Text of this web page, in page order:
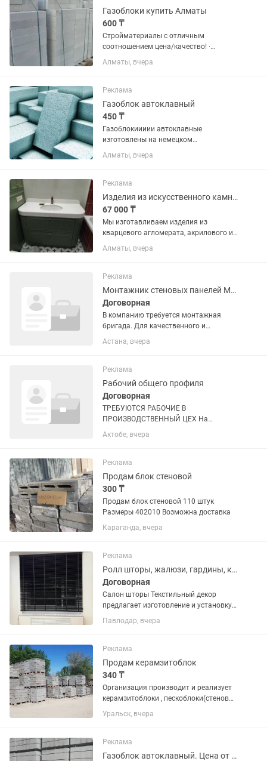
Газоблоки купить Алматы
600 ₸
Стройматериалы с отличным
соотношением цена/качество! ·
Газобетонный блок стеновой. · Размер:
60х30х10, 60х30х20, 60х30х25 ·
Идеальная геометрия для кладки на...
Алматы, вчера
Реклама
Газоблок автоклавный
450 ₸
Газоблокиииии автоклавные
изготовлены на немецком
оборудовании с использованием
сырья высшего качества Класс по
плотность в сухом состоянии 600 кг
м3. Все размеры в...
Алматы, вчера
Реклама
Изделия из искусственного камня столешницы, мойки, подоконники на заказ
67 000 ₸
Мы изготавливаем изделия из
кварцевого агломерата, акрилового и
искусственного камня на заказ:
Изделия: кухонные столешницы,
подоконники, встроенные мойки/
раковины из...
Алматы, вчера
Реклама
Монтажник стеновых панелей МДФ
Договорная
В компанию требуется монтажная
бригада. Для качественного и
аккуратного монтажа МДФ-панелей на
стены в жилых и коммерческих
Астана 📆 Начало работ: срочно 💼
Формат...
Астана, вчера
Реклама
Рабочий общего профиля
Договорная
ТРЕБУЮТСЯ РАБОЧИЕ В
ПРОИЗВОДСТВЕННЫЙ ЦЕХ На
производство сэндвич-панелей
требуются рабочие. Требования: опыт
обязателен; ответственность,
дисциплинированность; желание...
Актобе, вчера
Реклама
Продам блок стеновой
300 ₸
Продам блок стеновой 110 штук
Размеры 402010 Возможна доставка
Караганда, вчера
Реклама
Ролл шторы, жалюзи, гардины, карнизы
Договорная
Салон шторы Текстильный декор
предлагает изготовление и установку
жалюзи горизонтальные деревянные
2.5см и 5 см по доступным ценам,
алюминиевые перфорированные и нет,
ролл шторы...
Павлодар, вчера
Реклама
Продам керамзитоблок
340 ₸
Организация производит и реализует
керамзитоблоки , пескоблоки(стеновые
и перегородочные), брусчатку,
фундаментные блоки. Керамзитоблоки
продукция сертифицирована
Уральск, вчера
Реклама
Газоблок автоклавный. Цена от производителя! Доставка.